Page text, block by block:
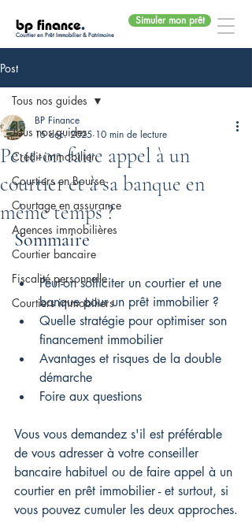
bp finance.
Courtier en Prêt Immobilier & Patrimoine
Simuler mon prêt
Post
Tous nos guides
Crédit immobilier
Courtiers en Bourse
Courtage en assurance
Agences immobilières
Courtier bancaire
Fiscalité personnelle
Courtiers immobiliers
Tous nos guides
Peut-on faire appel à un
courtier et à sa banque en
même temps ?
BP Finance
15 déc. 2025 10 min de lecture
Sommaire
Peut-on solliciter un courtier et une
banque pour un prêt immobilier ?
Quelle stratégie pour optimiser son
financement immobilier
Avantages et risques de la double
démarche
Foire aux questions
Vous vous demandez s'il est préférable
de vous adresser à votre conseiller
bancaire habituel ou de faire appel à un
courtier en prêt immobilier - et surtout, si
vous pouvez cumuler les deux approches.